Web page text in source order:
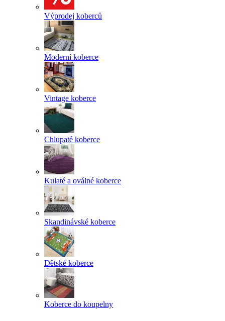
Výprodej koberců
Moderní koberce
Vintage koberce
Chlupaté koberce
Kulaté a oválné koberce
Skandinávské koberce
Dětské koberce
Koberce do koupelny